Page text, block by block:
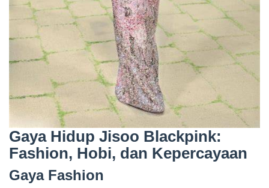
Gaya Hidup Jisoo Blackpink:
Fashion, Hobi, dan Kepercayaan
Gaya Fashion